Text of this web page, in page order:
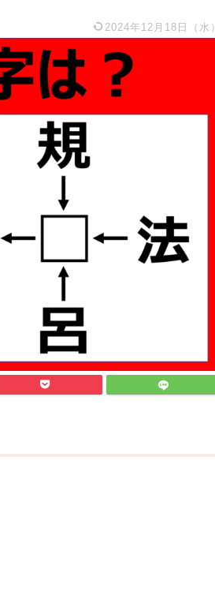
2024年12月18日（水）